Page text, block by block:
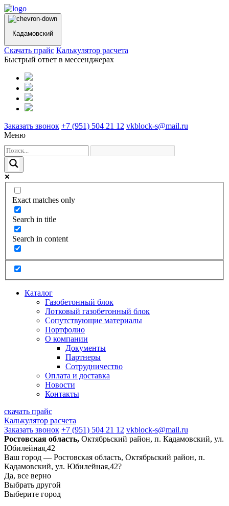
Кадамовский
Cкачать прайс Калькулятор расчета
Быстрый ответ в мессенджерах
Заказать звонок +7 (951) 504 21 12 vkblock-s@mail.ru
Меню
Exact matches only
Search in title
Search in content
Каталог
Газобетонный блок
Лотковый газобетонный блок
Сопутствующие материалы
Портфолио
О компании
Документы
Партнеры
Сотрудничество
Оплата и доставка
Новости
Контакты
скачать прайс
Калькулятор расчета
Заказать звонок +7 (951) 504 21 12 vkblock-s@mail.ru
Ростовская область, Октябрьский район, п. Кадамовский, ул.
Юбилейная,42
Ваш город — Ростовская область, Октябрьский район, п.
Кадамовский, ул. Юбилейная,42?
Да, все верно
Выбрать другой
Выберите город